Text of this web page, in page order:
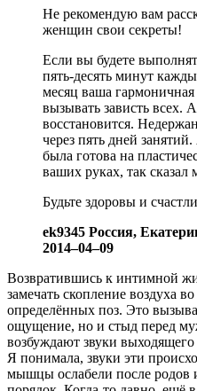
Не рекомендую вам
женщин свои секреты!
Если вы будете
пять-десять минут
месяц ваша
вызывать зависть всех.
восстановится.
через пять дней
была готова на
ваших руках, так сказал
Будьте здоровы и
ek9345 Россия,
2014–04–09
Возвратившись к интимной
замечать скопление воздуха
определённых поз. Это
ощущение, но и стыд перед
возбуждают звуки выходящего
Я понимала, звуки эти
мышцы ослабели после родов